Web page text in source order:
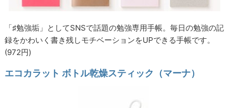
「♯勉強垢」としてSNSで話題の勉強専用手帳。毎日の勉強の記
録をかわいく書き残しモチベーションをUPできる手帳です。
(972円)
エコカラット ボトル乾燥スティック（マーナ）